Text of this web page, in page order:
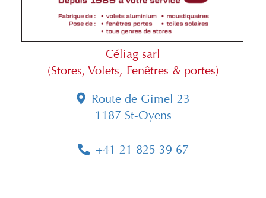
Céliag sarl
(Stores, Volets, Fenêtres & portes)
Route de Gimel 23
1187 St-Oyens
+41 21 825 39 67